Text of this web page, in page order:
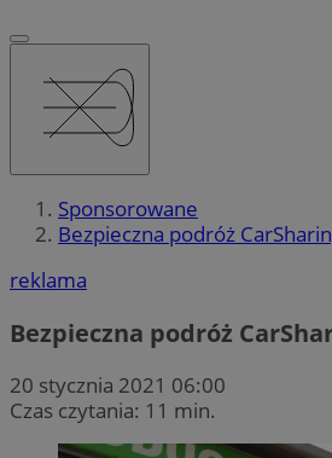
Sponsorowane
Bezpieczna podróż
reklama
Bezpieczna podróż
20 stycznia 2021 06:00
Czas czytania: 11 min.